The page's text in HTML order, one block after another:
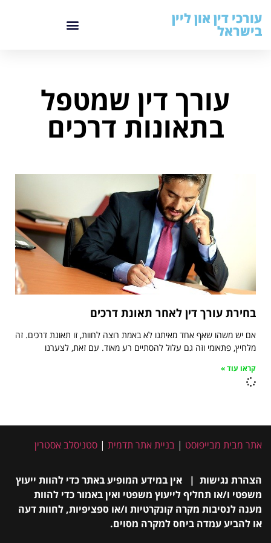
עורכי דין און ליין
בישראל
עורך דין שמטפל
בתאונות דרכים
בחירת עורך דין לאחר תאונת דרכים
אם יש משהו שאף אחד מאיתנו לא באמת רוצה לחוות, זו תאונת דרכים. זה
מלחיץ, פתאומי וזה גם עלול להסתיים רע מאוד. עם זאת, לצערנו
קראו עוד »
אתר מבית מבייפוסט | בניית אתר תדמית | סטניסלב אסטרין
הצהרת נגישות | אין במידע המופיע באתר כדי להוות ייעוץ
משפטי ו/או תחליף לייעוץ משפטי ואין באמור כדי להוות
מענה לנסיבות מקרה קונקרטיות ו/או ספציפיות, לחוות דעה
או להביע עמדה ביחס למקרה מסוים.